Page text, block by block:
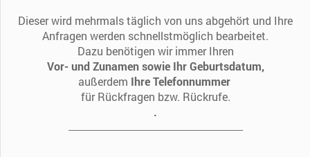
Dieser wird mehrmals täglich von uns abgehört und Ihre
Anfragen werden schnellstmöglich bearbeitet.
Dazu benötigen wir immer Ihren
Vor- und Zunamen sowie Ihr Geburtsdatum,
außerdem Ihre Telefonnummer
für Rückfragen bzw. Rückrufe.
.